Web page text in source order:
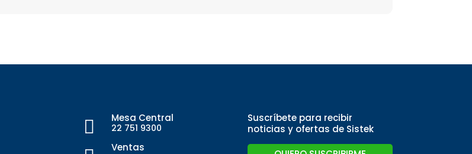
 Mesa Central
22 751 9300
Ventas
Suscríbete para recibir
noticias y ofertas de Sistek